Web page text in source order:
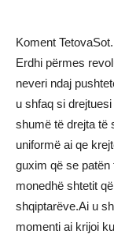
Koment TetovaSot.
Erdhi përmes
neveri ndaj
u shfaq si
shumë të drejta të
uniformë ai qe
guxim që se patën
monedhë shtetit
shqiptarëve.Ai u
momenti ai krijoi